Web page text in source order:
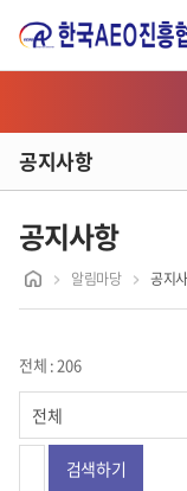
공지사항
공지사항
알림마당 공지
전체 : 206
검색하기